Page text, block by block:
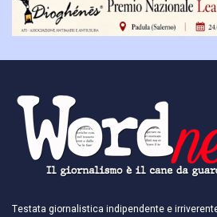
Testata giornalistica indipendente e